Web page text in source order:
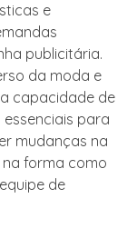
e
publicitária.
da moda e
capacidade de
para
mudanças na
forma como
de